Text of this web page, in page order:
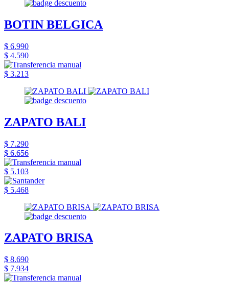
BOTIN BELGICA
$ 6.990
$ 4.590
$ 3.213
ZAPATO BALI
$ 7.290
$ 6.656
$ 5.103
$ 5.468
ZAPATO BRISA
$ 8.690
$ 7.934